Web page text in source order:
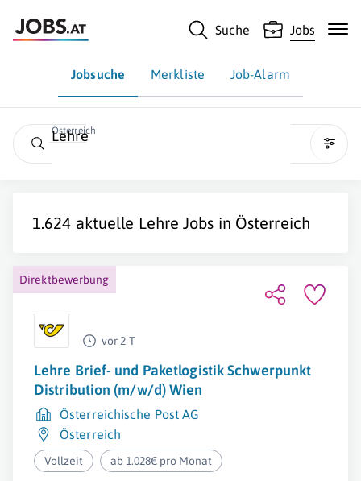
Suche Jobs
Jobsuche Merkliste Job-Alarm
Österreich
Lehre
1.624 aktuelle Lehre Jobs in Österreich
Direktbewerbung
vor 2 T
Lehre Brief- und Paketlogistik Schwerpunkt
Distribution (m/w/d) Wien
Österreichische Post AG
Österreich
Vollzeit ab 1.028€ pro Monat